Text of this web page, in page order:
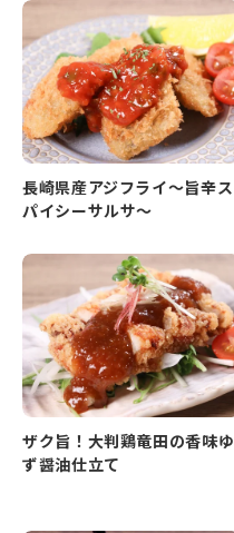
長崎県産アジフライ～旨辛ス
パイシーサルサ～
ザク旨！大判鶏竜田の香味ゆ
ず醤油仕立て